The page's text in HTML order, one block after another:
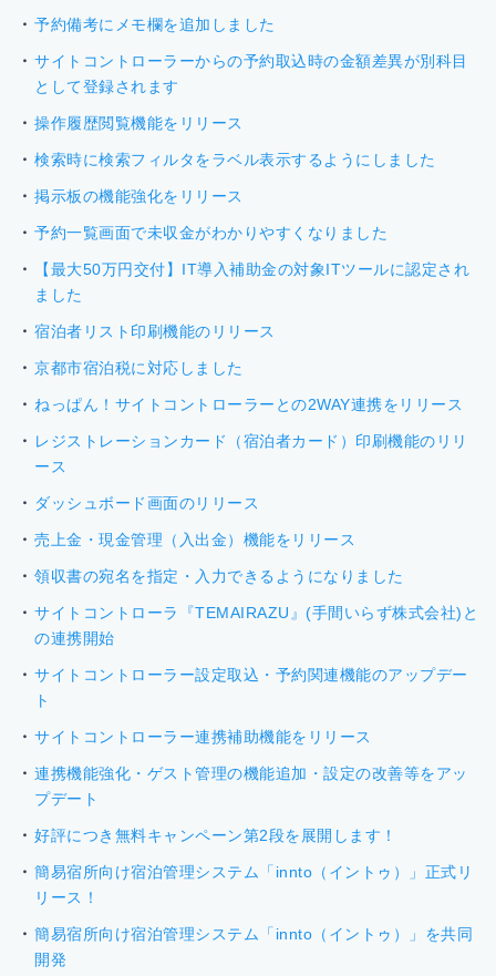
予約備考にメモ欄を追加しました
サイトコントローラーからの予約取込時の金額差異が別科目
として登録されます
操作履歴閲覧機能をリリース
検索時に検索フィルタをラベル表示するようにしました
掲示板の機能強化をリリース
予約一覧画面で未収金がわかりやすくなりました
【最大50万円交付】IT導入補助金の対象ITツールに認定され
ました
宿泊者リスト印刷機能のリリース
京都市宿泊税に対応しました
ねっぱん！サイトコントローラーとの2WAY連携をリリース
レジストレーションカード（宿泊者カード）印刷機能のリリ
ース
ダッシュボード画面のリリース
売上金・現金管理（入出金）機能をリリース
領収書の宛名を指定・入力できるようになりました
サイトコントローラ『TEMAIRAZU』(手間いらず株式会社)と
の連携開始
サイトコントローラー設定取込・予約関連機能のアップデー
ト
サイトコントローラー連携補助機能をリリース
連携機能強化・ゲスト管理の機能追加・設定の改善等をアッ
プデート
好評につき無料キャンペーン第2段を展開します！
簡易宿所向け宿泊管理システム「innto（イントゥ）」正式リ
リース！
簡易宿所向け宿泊管理システム「innto（イントゥ）」を共同
開発